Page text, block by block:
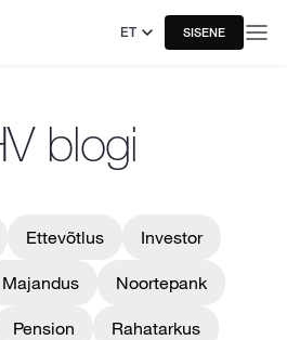
ET SISENE
blogi
Ettevõtlus Investor
Majandus Noortepank
Pension Rahatarkus